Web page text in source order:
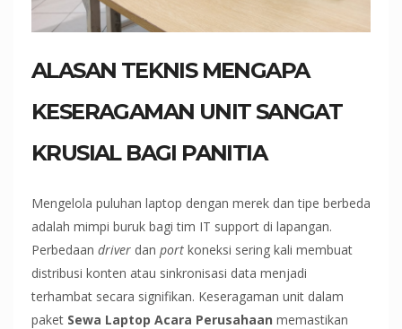
ALASAN TEKNIS MENGAPA
KESERAGAMAN UNIT SANGAT
KRUSIAL BAGI PANITIA
Mengelola puluhan laptop dengan merek dan tipe berbeda
adalah mimpi buruk bagi tim IT support di lapangan.
Perbedaan driver dan port koneksi sering kali membuat
distribusi konten atau sinkronisasi data menjadi
terhambat secara signifikan. Keseragaman unit dalam
paket Sewa Laptop Acara Perusahaan memastikan